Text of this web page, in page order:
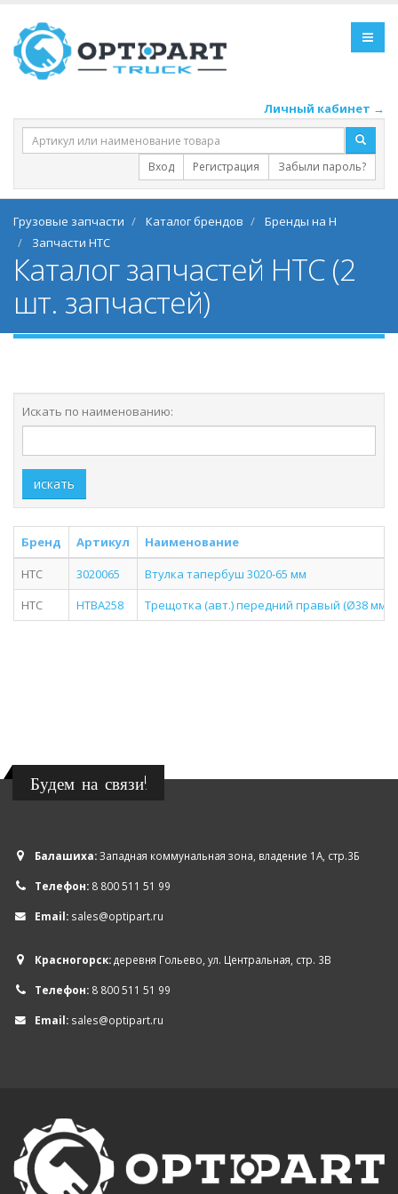
Личный кабинет →
Вход Регистрация Забыли пароль?
Грузовые запчасти Каталог брендов
Бренды на H
Запчасти HTC
Каталог запчастей HTC (2
шт. запчастей)
Искать по наименованию:
искать
Бренд Артикул
Наименование
HTC
3020065
Втулка тапербуш 3020-65 мм
HTC
HTBA258 Трещотка (авт.) передний правый (Ø38 мм
Будем на связи!
Балашиха:Западная коммунальная зона, владение 1А, стр.3Б
Телефон: 8 800 511 51 99
Email: sales@optipart.ru
Красногорск:деревня Гольево, ул. Центральная, стр. 3В
Телефон: 8 800 511 51 99
Email: sales@optipart.ru